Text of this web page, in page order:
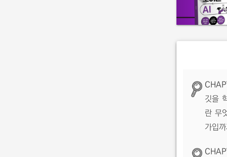
v
i
o
깃을
란 무
가입